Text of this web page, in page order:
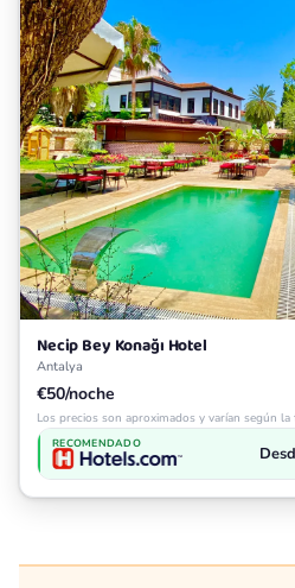
Necip Bey Konağı Hotel
Antalya
€50/noche
Los precios son aproximados y varían según
RECOMENDADO